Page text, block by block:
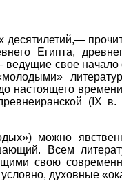
Египта,
ведущие свое
(IX
можно
Всем
свою
духовные